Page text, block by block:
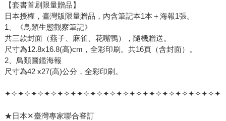
【套書首刷限量贈品】
日本授權，臺灣版限量贈品，內含筆記本1本＋海報1張。
1、《鳥類生態觀察筆記》
共三款封面（燕子、麻雀、花嘴鴨），隨機贈送。
尺寸為12.8x16.8(高)cm，全彩印刷。共16頁（含封面）。
2、鳥類圖鑑海報
尺寸為42 x27(高)公分，全彩印刷。
✦✧✦✧✦✧✦✧✦✧✦✦✧✦✧✦✧✦✧✦✧✦✦✧✦✧✦✧✦✧✦✧✦
★日本✕臺灣專家聯合審訂